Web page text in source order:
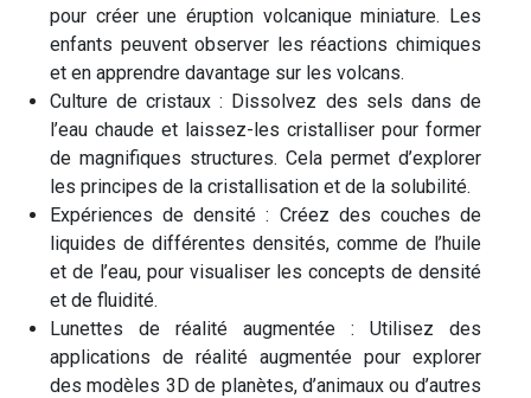
pour créer une éruption volcanique miniature. Les
enfants peuvent observer les réactions chimiques
et en apprendre davantage sur les volcans.
Culture de cristaux : Dissolvez des sels dans de
l’eau chaude et laissez-les cristalliser pour former
de magnifiques structures. Cela permet d’explorer
les principes de la cristallisation et de la solubilité.
Expériences de densité : Créez des couches de
liquides de différentes densités, comme de l’huile
et de l’eau, pour visualiser les concepts de densité
et de fluidité.
Lunettes de réalité augmentée : Utilisez des
applications de réalité augmentée pour explorer
des modèles 3D de planètes, d’animaux ou d’autres